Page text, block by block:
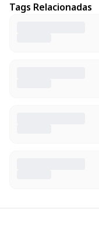
Tags Relacionadas